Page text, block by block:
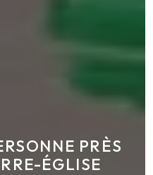
PRÈS
ÉGLISE